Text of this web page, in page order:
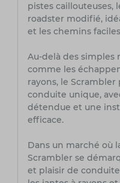
pistes caillouteuses,
roadster modifié,
et les chemins
Au-delà des
comme les
rayons, le
conduite unique,
détendue et une
efficace.
Dans un marché où
Scrambler se
et plaisir de